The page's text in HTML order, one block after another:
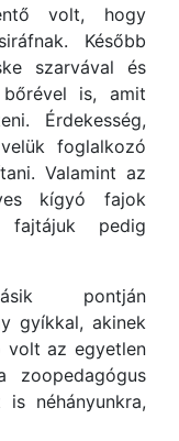
volt, hogy
Később
szarvával és
is, amit
Érdekesség,
foglalkozó
Valamint az
kígyó fajok
fajtájuk pedig
pontján
gyíkkal, akinek
volt az egyetlen
néhányunkra,